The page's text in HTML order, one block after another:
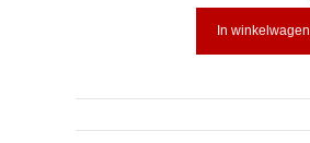
In winkelwagen